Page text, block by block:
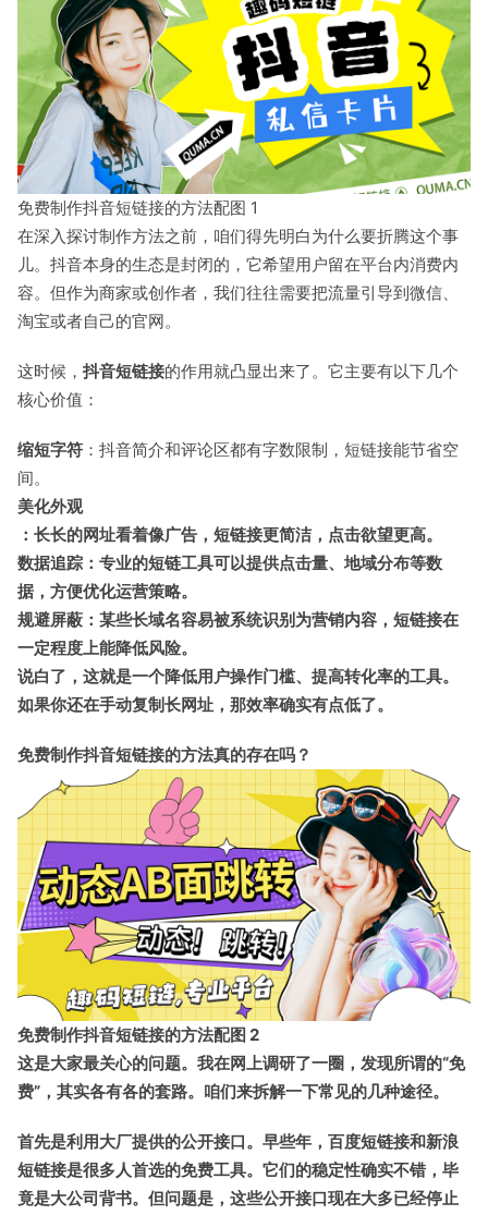
免费制作抖音短链接的方法配图 1
在深入探讨制作方法之前，咱们得先明白为什么要折腾这个事
儿。抖音本身的生态是封闭的，它希望用户留在平台内消费内
容。但作为商家或创作者，我们往往需要把流量引导到微信、
淘宝或者自己的官网。
这时候， 抖音短链接的作用就凸显出来了。它主要有以下几个
核心价值：
缩短字符 ：抖音简介和评论区都有字数限制，短链接能节省空
间。
美化外观
：长长的网址看着像广告，短链接更简洁，点击欲望更高。
数据追踪 ：专业的短链工具可以提供点击量、地域分布等数
据，方便优化运营策略。
规避屏蔽 ：某些长域名容易被系统识别为营销内容，短链接在
一定程度上能降低风险。
说白了，这就是一个降低用户操作门槛、提高转化率的工具。
如果你还在手动复制长网址，那效率确实有点低了。
免费制作抖音短链接的方法真的存在吗？
免费制作抖音短链接的方法配图 2
这是大家最关心的问题。我在网上调研了一圈，发现所谓的“免
费”，其实各有各的套路。咱们来拆解一下常见的几种途径。
首先是利用大厂提供的公开接口。早些年， 百度短链接和新浪
短链接是很多人首选的免费工具。它们的稳定性确实不错，毕
竟是大公司背书。但问题是，这些公开接口现在大多已经停止